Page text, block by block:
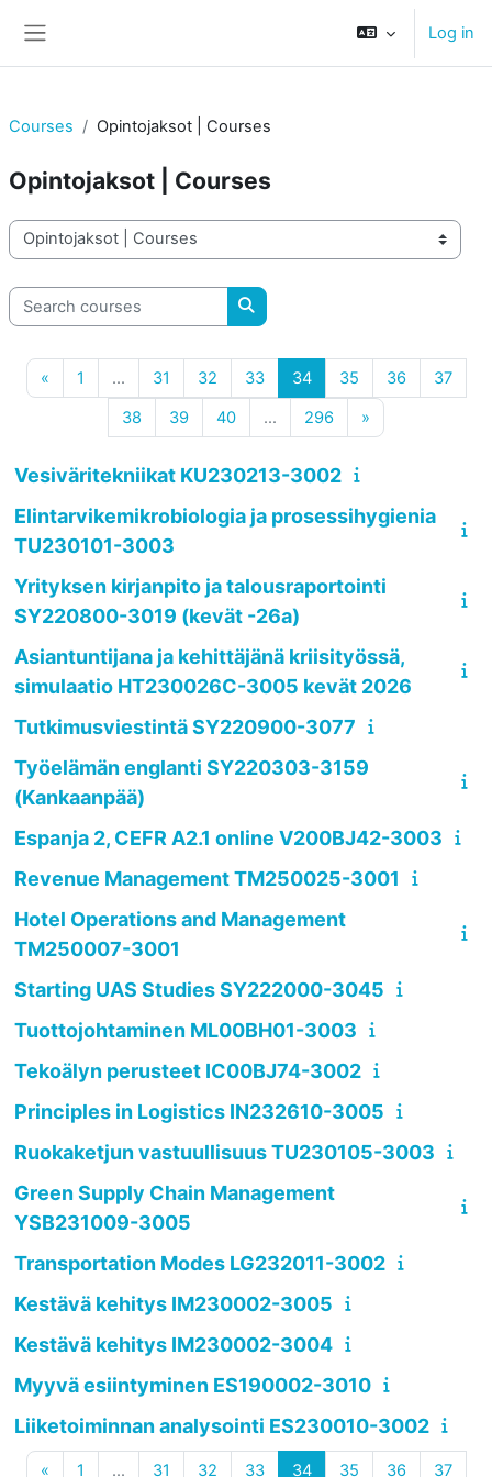
Log in
Courses Opintojaksot | Courses
Opintojaksot | Courses
Course categories
Search courses
Search courses
«Previous page
1 Page 1
… 31 Page 31
32Page 32
33Page 33
34Page 34
35Page 35
36Page 36
37
38Page 38
39Page 39
40Page 40
… 296Page 296
»Next page
Vesiväritekniikat KU230213-3002
Elintarvikemikrobiologia ja prosessihygienia
TU230101-3003
Yrityksen kirjanpito ja talousraportointi
SY220800-3019 (kevät -26a)
Asiantuntijana ja kehittäjänä kriisityössä,
simulaatio HT230026C-3005 kevät 2026
Tutkimusviestintä SY220900-3077
Työelämän englanti SY220303-3159
(Kankaanpää)
Espanja 2, CEFR A2.1 online V200BJ42-3003
Revenue Management TM250025-3001
Hotel Operations and Management
TM250007-3001
Starting UAS Studies SY222000-3045
Tuottojohtaminen ML00BH01-3003
Tekoälyn perusteet IC00BJ74-3002
Principles in Logistics IN232610-3005
Ruokaketjun vastuullisuus TU230105-3003
Green Supply Chain Management
YSB231009-3005
Transportation Modes LG232011-3002
Kestävä kehitys IM230002-3005
Kestävä kehitys IM230002-3004
Myyvä esiintyminen ES190002-3010
Liiketoiminnan analysointi ES230010-3002
«Previous page
1 Page 1
… 31 Page 31
32Page 32
33Page 33
34Page 34
35Page 35
36Page 36
37